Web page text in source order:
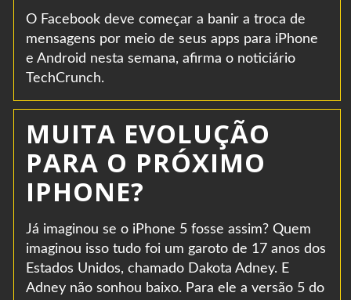
O Facebook deve começar a banir a troca de
mensagens por meio de seus apps para iPhone
e Android nesta semana, afirma o noticiário
TechCrunch.
MUITA EVOLUÇÃO
PARA O PRÓXIMO
IPHONE?
Já imaginou se o iPhone 5 fosse assim? Quem
imaginou isso tudo foi um garoto de 17 anos dos
Estados Unidos, chamado Dakota Adney. E
Adney não sonhou baixo. Para ele a versão 5 do